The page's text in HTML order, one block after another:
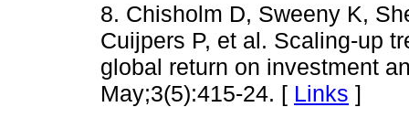
8. Chisholm D, Sweeny K,
Cuijpers P, et al. Scaling-up
global return on investment
May;3(5):415-24. [ Links ]